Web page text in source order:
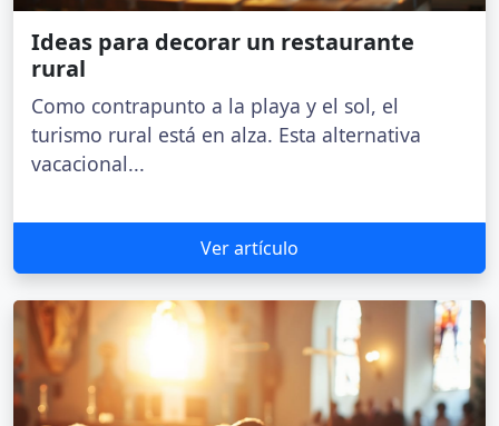
Ideas para decorar un restaurante
rural
Como contrapunto a la playa y el sol, el
turismo rural está en alza. Esta alternativa
vacacional...
Ver artículo